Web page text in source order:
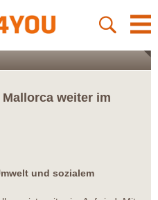
weiter im
und sozialem